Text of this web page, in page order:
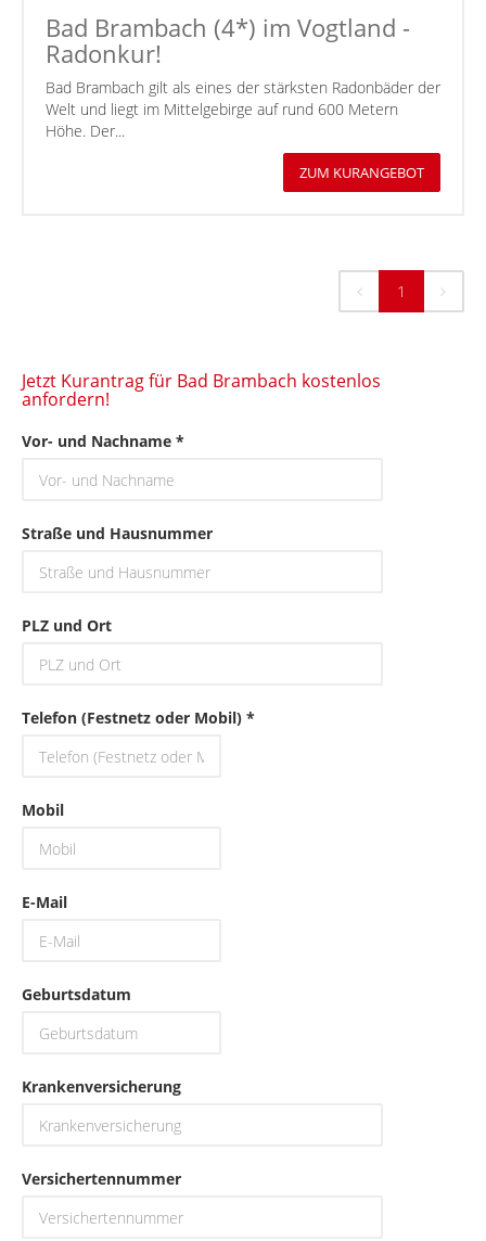
Bad Brambach (4*) im Vogtland -
Radonkur!
Bad Brambach gilt als eines der stärksten Radonbäder der
Welt und liegt im Mittelgebirge auf rund 600 Metern
Höhe. Der...
ZUM KURANGEBOT
1
Jetzt Kurantrag für Bad Brambach kostenlos
anfordern!
Vor- und Nachname *
Straße und Hausnummer
PLZ und Ort
Telefon (Festnetz oder Mobil) *
Mobil
E-Mail
Geburtsdatum
Krankenversicherung
Versichertennummer